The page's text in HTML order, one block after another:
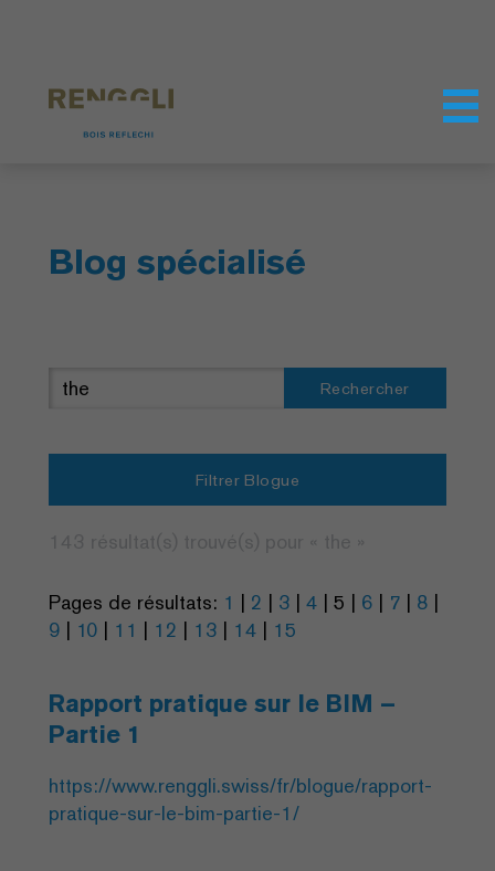
Blog spécialisé
Rechercher
Filtrer Blogue
Pages de résultats: 1 | 2 | 3 | 4 | 5 | 6 | 7 | 8 |
9 | 10 | 11 | 12 | 13 | 14 | 15
Rapport pratique sur le BIM –
Partie 1
https://www.renggli.swiss/fr/blogue/rapport-
pratique-sur-le-bim-partie-1/